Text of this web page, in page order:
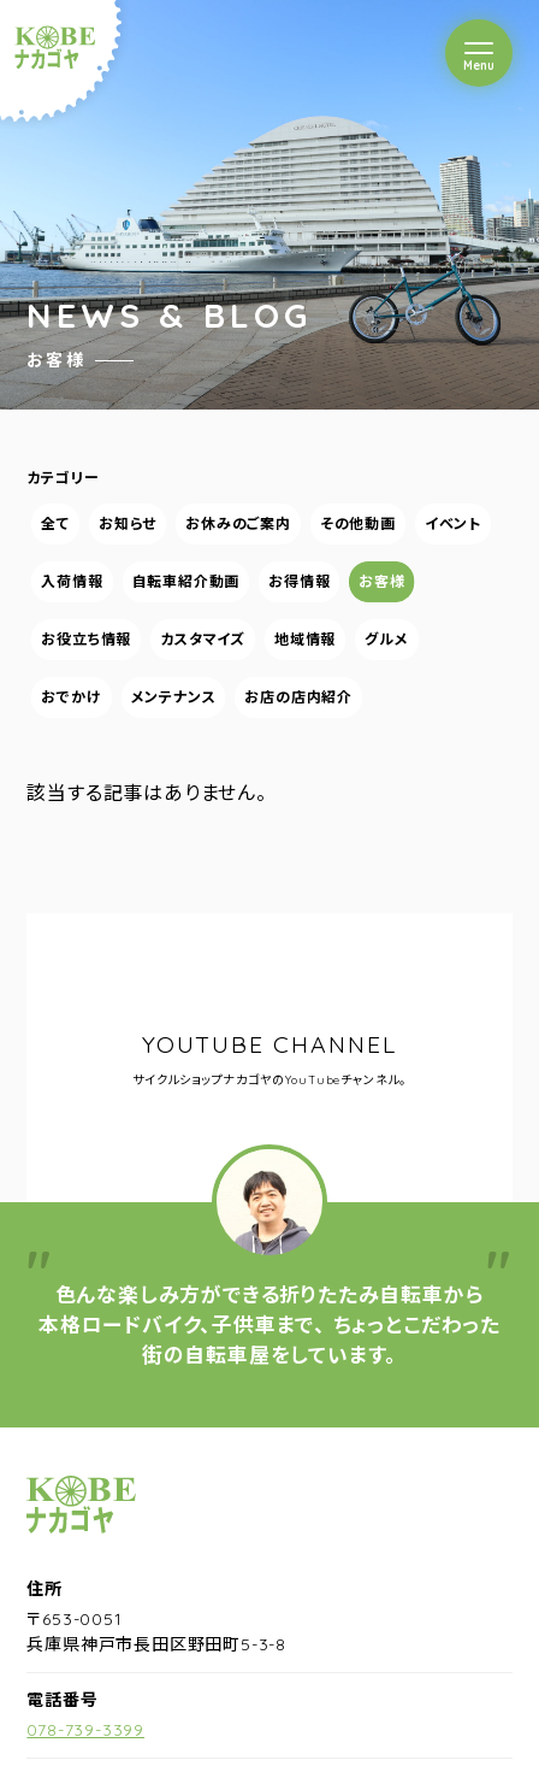
ルショップナカゴヤ
Menuを開閉
NEWS & BLOG
お客様
カテゴリー
全て お知らせ お休みのご案内 その他動画 イベント
入荷情報 自転車紹介動画 お得情報 お客様
お役立ち情報 カスタマイズ 地域情報 グルメ
おでかけ メンテナンス お店の店内紹介
該当する記事はありません。
YOUTUBE CHANNEL
サイクルショップナカゴヤのYouTubeチャンネル。
色んな楽しみ方ができる折りたたみ自転車から
本格ロードバイク、子供車まで、 ちょっとこだわった
街の自転車屋をしています。
サイクルショップナカゴヤ
住所
〒653-0051
兵庫県神戸市長田区野田町5-3-8
電話番号
078-739-3399